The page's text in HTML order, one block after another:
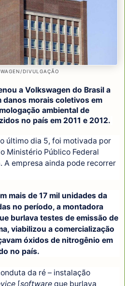
DIVULGAÇÃO
a Volkswagen do Brasil a
danos morais coletivos em
ambiental de
no país em 2011 e 2012.
último dia 5, foi motivada por
Ministério Público Federal
A empresa ainda pode recorrer
mais de 17 mil unidades da
no período, a montadora
burlava testes de emissão de
viabilizou a comercialização
óxidos de nitrogênio em
no país.
da ré – instalação
[software que burlava